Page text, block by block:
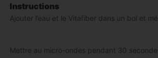
Instructions
Ajouter l’eau et le Vitafiber dans un bol et
Mettre au micro-ondes pendant 30